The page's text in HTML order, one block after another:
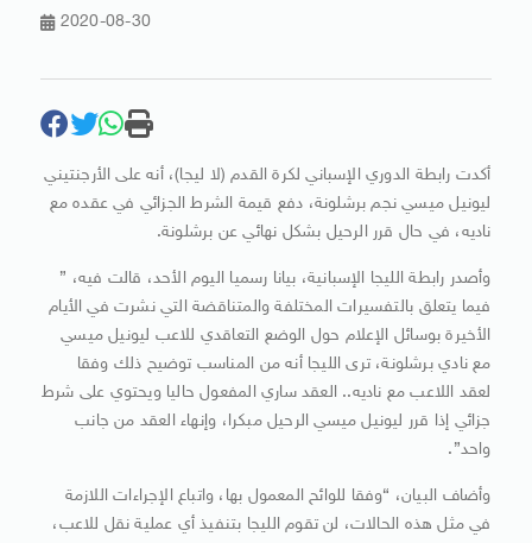
2020-08-30
أكدت رابطة الدوري الإسباني لكرة القدم (لا ليجا)، أنه على الأرجنتيني
ليونيل ميسي نجم برشلونة، دفع قيمة الشرط الجزائي في عقده مع
ناديه، في حال قرر الرحيل بشكل نهائي عن برشلونة.
وأصدر رابطة الليجا الإسبانية، بيانا رسميا اليوم الأحد، قالت فيه، ”
فيما يتعلق بالتفسيرات المختلفة والمتناقضة التي نشرت في الأيام
الأخيرة بوسائل الإعلام حول الوضع التعاقدي للاعب ليونيل ميسي
مع نادي برشلونة، ترى الليجا أنه من المناسب توضيح ذلك وفقا
لعقد اللاعب مع ناديه.. العقد ساري المفعول حاليا ويحتوي على شرط
جزائي إذا قرر ليونيل ميسي الرحيل مبكرا، وإنهاء العقد من جانب
واحد”.
وأضاف البيان، “وفقا للوائح المعمول بها، واتباع الإجراءات اللازمة
في مثل هذه الحالات، لن تقوم الليجا بتنفيذ أي عملية نقل للاعب،